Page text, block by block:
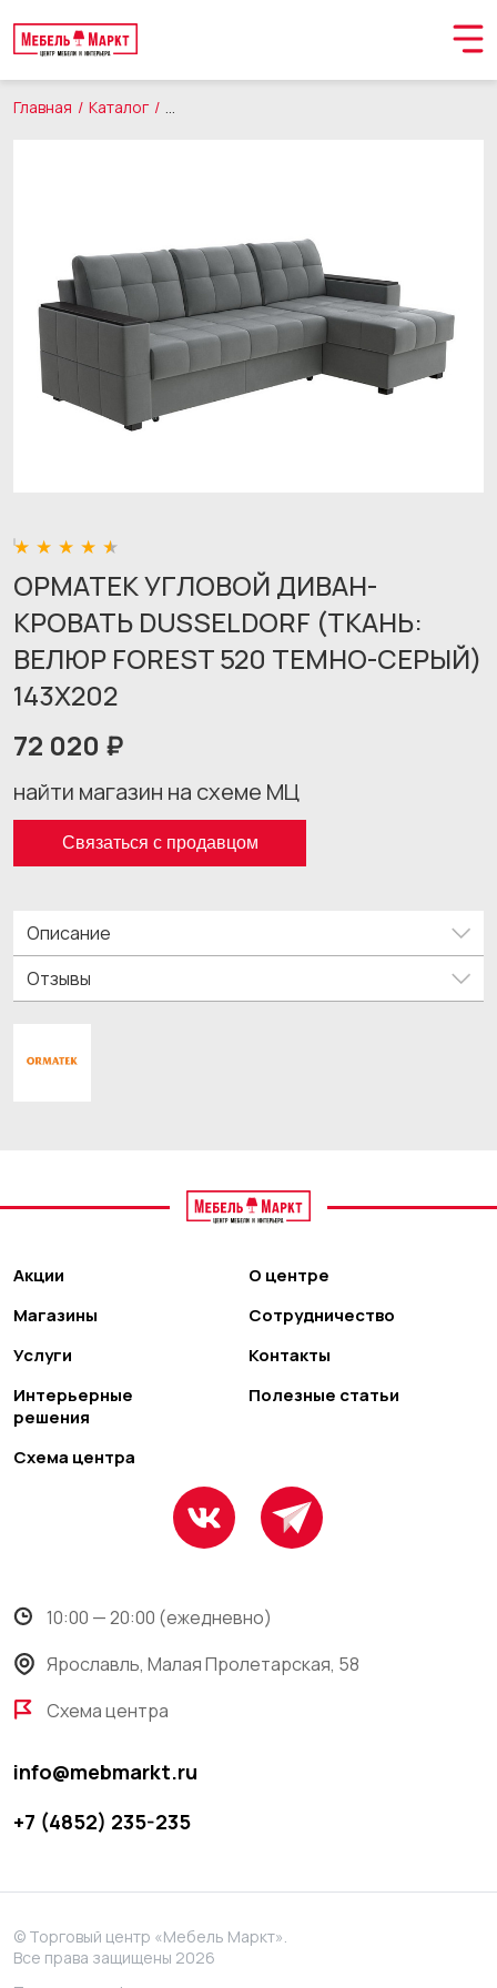
Главная Каталог Мягкая мебель
ОРМАТЕК УГЛОВОЙ ДИВАН-
КРОВАТЬ DUSSELDORF (ТКАНЬ:
ВЕЛЮР FOREST 520 ТЕМНО-СЕРЫЙ)
143X202
72 020 ₽
найти магазин на схеме МЦ
Связаться с продавцом
Описание
Отзывы
Акции
Магазины
Услуги
Интерьерные
решения
Схема центра
О центре
Сотрудничество
Контакты
Полезные статьи
10:00 — 20:00 (ежедневно)
Ярославль, Малая Пролетарская, 58
Схема центра
info@mebmarkt.ru
+7 (4852) 235-235
© Торговый центр «Мебель Маркт».
Все права защищены 2026
Обращение принято